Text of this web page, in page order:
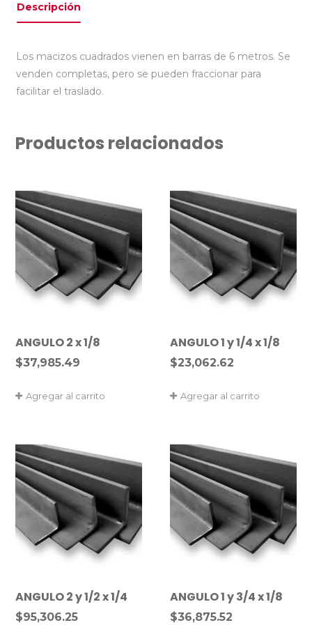
Descripción
Los macizos cuadrados vienen en barras de 6 metros. Se
venden completas, pero se pueden fraccionar para
facilitar el traslado.
Productos relacionados
ANGULO 2 x 1/8
$37,985.49
Agregar al carrito
ANGULO 1 y 1/4 x 1/8
$23,062.62
Agregar al carrito
ANGULO 2 y 1/2 x 1/4
$95,306.25
ANGULO 1 y 3/4 x 1/8
$36,875.52